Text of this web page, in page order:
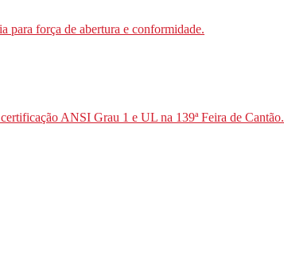
para força de abertura e conformidade.
ANSI Grau 1 e UL na 139ª Feira de Cantão.